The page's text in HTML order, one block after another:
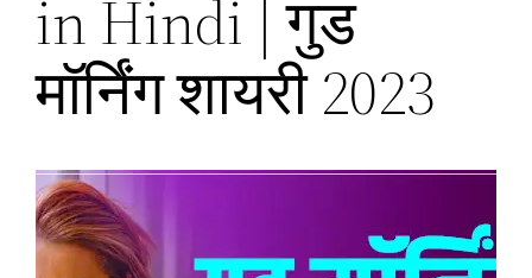
in Hindi | गुड
मॉर्निंग शायरी 2023